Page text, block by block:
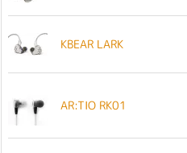
KBEAR LARK
AR:TIO RK01